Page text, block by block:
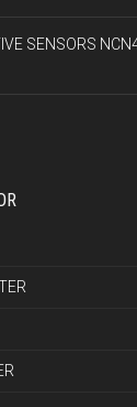
SENSORS